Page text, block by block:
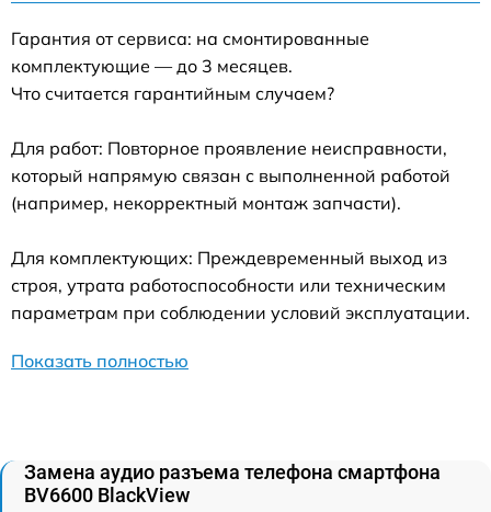
Гарантия от сервиса: на смонтированные
комплектующие — до 3 месяцев.
Что считается гарантийным случаем?
Для работ: Повторное проявление неисправности,
который напрямую связан с выполненной работой
(например, некорректный монтаж запчасти).
Для комплектующих: Преждевременный выход из
строя, утрата работоспособности или техническим
параметрам при соблюдении условий эксплуатации.
Показать полностью
Замена аудио разъема телефона смартфона
BV6600 BlackView